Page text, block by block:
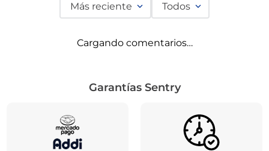
Más reciente Todos
Cargando comentarios…
Garantías Sentry